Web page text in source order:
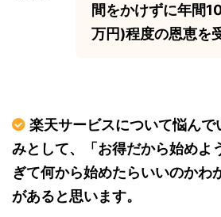
間をかけずに年間
万円)程度の恩恵を
楽天サービスについて悩ん
みとして、「お得だから始めよ
ぎて何から始めたらいいのかわ
があると思います。